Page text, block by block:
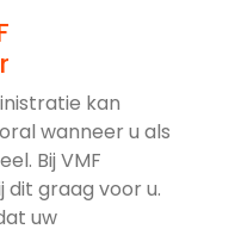
kan
wanneer u als
Bij VMF
graag voor u.
uw